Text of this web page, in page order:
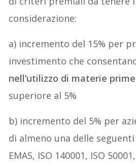
considerazione:
a) incremento del 15% per
investimento che
nell’utilizzo di materie prime
superiore al 5%
b) incremento del 5% per
di almeno una delle seguenti
EMAS, ISO 140001, ISO